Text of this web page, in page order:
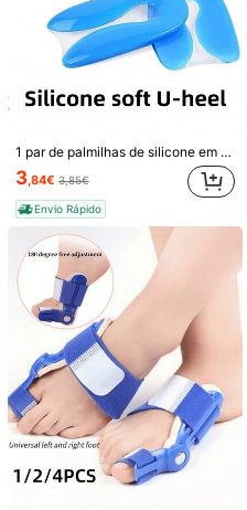
-1% QKC 1 Par/2 Pares de Botas Masculinas Macias e Confortáveis com Amortecimento de Ar, Absorção de Choque, Respiráveis e Absorventes de Suor, Sapatos de Pele, Meia Acolchoados
4,63€4,68€
1 par de palmilhas de silicone em formato de U com gel para calcanhar, absorção de impacto para homens e mulheres, material escolar, botas, acessórios para calçados femininos, para atividades ao ar livre, esportes, viagens, uso doméstico, escritório, escola
3,84€ 3,85€
Envio Rápido